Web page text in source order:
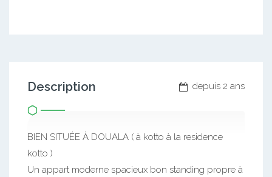
depuis 2 ans
Description
BIEN SITUÉE À DOUALA ( à kotto à la residence
kotto )
Un appart moderne spacieux bon standing propre à